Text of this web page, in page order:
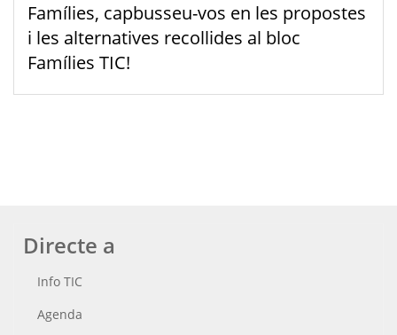
Famílies, capbusseu-vos en les propostes
i les alternatives recollides al bloc
Famílies TIC!
Directe a
Info TIC
Agenda